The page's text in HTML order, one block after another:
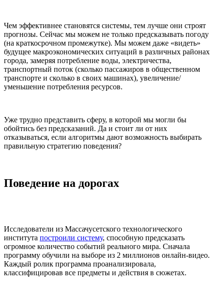
Чем эффективнее становятся системы, тем лучше они строят
прогнозы. Сейчас мы можем не только предсказывать погоду
(на краткосрочном промежутке). Мы можем даже «видеть»
будущее макроэкономических ситуаций в различных районах
города, замеряя потребление воды, электричества,
транспортный поток (сколько пассажиров в общественном
транспорте и сколько в своих машинах), увеличение/
уменьшение потребления ресурсов.
Уже трудно представить сферу, в которой мы могли бы
обойтись без предсказаний. Да и стоит ли от них
отказываться, если алгоритмы дают возможность выбирать
правильную стратегию поведения?
Поведение на дорогах
Исследователи из Массачусетского технологического
института построили систему, способную предсказать
огромное количество событий реального мира. Сначала
программу обучили на выборе из 2 миллионов онлайн-видео.
Каждый ролик программа проанализировала,
классифицировав все предметы и действия в сюжетах.